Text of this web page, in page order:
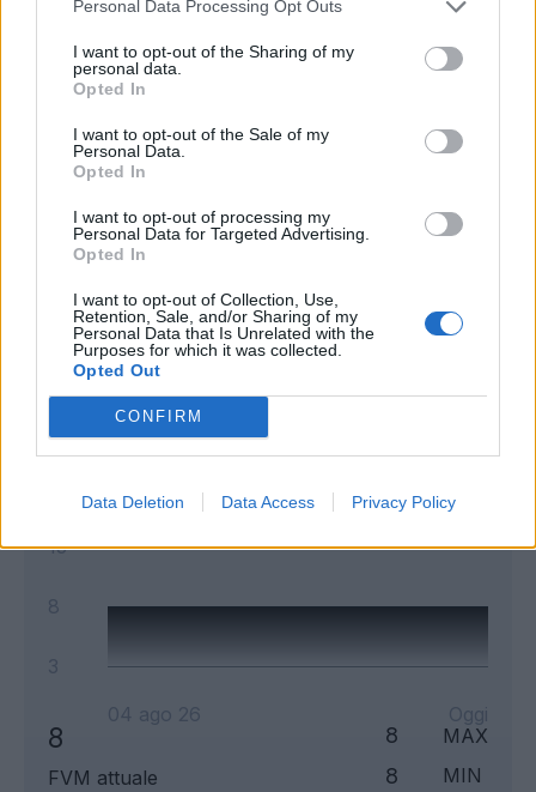
Personal Data Processing Opt Outs
I want to opt-out of the Sharing of my
personal data.
Opted In
I want to opt-out of the Sale of my
Personal Data.
Opted In
I want to opt-out of processing my
Personal Data for Targeted Advertising.
Opted In
I want to opt-out of Collection, Use,
Retention, Sale, and/or Sharing of my
Personal Data that Is Unrelated with the
Purposes for which it was collected.
Opted Out
CONFIRM
Data Deletion Data Access Privacy Policy
Andamento FantaValore di Mercato
8
13
8
3
04 ago 26
Oggi
8
FVM attuale
8 MAX
8 MIN